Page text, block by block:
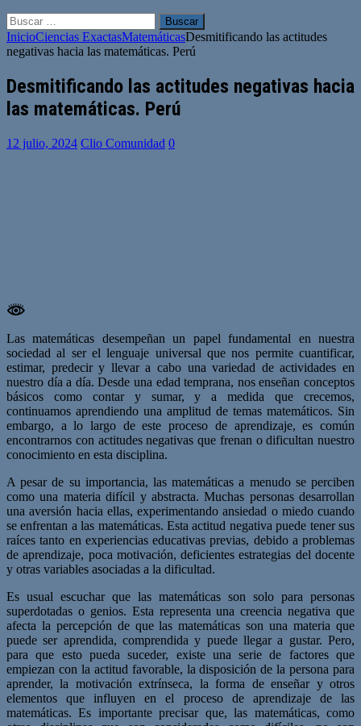
Buscar:
InicioCiencias ExactasMatemáticasDesmitificando las actitudes
negativas hacia las matemáticas. Perú
Desmitificando las actitudes negativas hacia
las matemáticas. Perú
12 julio, 2024 Clio Comunidad 0
Las matemáticas desempeñan un papel fundamental en nuestra
sociedad al ser el lenguaje universal que nos permite cuantificar,
estimar, predecir y llevar a cabo una variedad de actividades en
nuestro día a día. Desde una edad temprana, nos enseñan conceptos
básicos como contar y sumar, y a medida que crecemos,
continuamos aprendiendo una amplitud de temas matemáticos. Sin
embargo, a lo largo de este proceso de aprendizaje, es común
encontrarnos con actitudes negativas que frenan o dificultan nuestro
conocimiento en esta disciplina.
A pesar de su importancia, las matemáticas a menudo se perciben
como una materia difícil y abstracta. Muchas personas desarrollan
una aversión hacia ellas, experimentando ansiedad o miedo cuando
se enfrentan a las matemáticas. Esta actitud negativa puede tener sus
raíces tanto en experiencias educativas previas, debido a problemas
de aprendizaje, poca motivación, deficientes estrategias del docente
y otras variables asociadas a la dificultad.
Es usual escuchar que las matemáticas son solo para personas
superdotadas o genios. Esta representa una creencia negativa que
afecta la percepción de que las matemáticas son una materia que
puede ser aprendida, comprendida y puede llegar a gustar. Pero,
para que esto pueda suceder, existe una serie de factores que
empiezan con la actitud favorable, la disposición de la persona para
aprender, la motivación extrínseca, la forma de enseñar y otros
elementos que influyen en el proceso de aprendizaje de las
matemáticas. Es importante precisar que, las matemáticas, como